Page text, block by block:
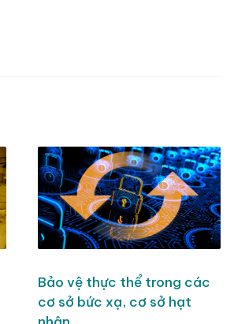
Bảo vệ thực thể trong các
cơ sở bức xạ, cơ sở hạt